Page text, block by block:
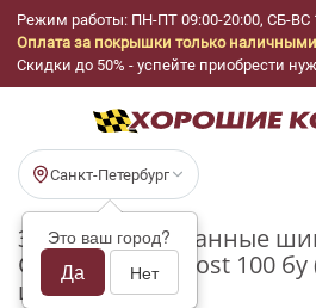
Режим работы: ПН-ПТ 09:00-20:00, СБ-ВС
Оплата за покрышки только
Скидки до 50% - успейте приобрести
Санкт-Петербург
Это ваш город?
Да Нет
Зимние шипованные
Gislaved NordFrost 100 бу
шипов 70-100%